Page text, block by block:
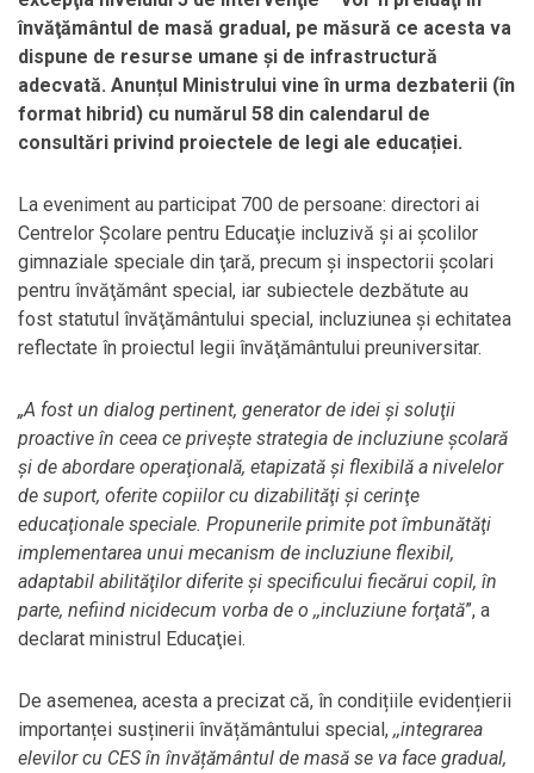
învăţământul de masă gradual, pe măsură ce acesta va
dispune de resurse umane şi de infrastructură
adecvată. Anunțul Ministrului vine în urma dezbaterii (în
format hibrid) cu numărul 58 din calendarul de
consultări privind proiectele de legi ale educației.
La eveniment au participat 700 de persoane: directori ai
Centrelor Şcolare pentru Educaţie incluzivă şi ai şcolilor
gimnaziale speciale din ţară, precum şi inspectorii şcolari
pentru învăţământ special, iar subiectele dezbătute au
fost statutul învăţământului special, incluziunea şi echitatea
reflectate în proiectul legii învăţământului preuniversitar.
„A fost un dialog pertinent, generator de idei şi soluţii
proactive în ceea ce priveşte strategia de incluziune şcolară
şi de abordare operaţională, etapizată şi flexibilă a nivelelor
de suport, oferite copiilor cu dizabilităţi şi cerinţe
educaţionale speciale. Propunerile primite pot îmbunătăţi
implementarea unui mecanism de incluziune flexibil,
adaptabil abilităţilor diferite şi specificului fiecărui copil, în
parte, nefiind nicidecum vorba de o ,,incluziune forţată”, a
declarat ministrul Educaţiei.
De asemenea, acesta a precizat că, în condițiile evidențierii
importanței susținerii învățământului special, ,,integrarea
elevilor cu CES în învățământul de masă se va face gradual,